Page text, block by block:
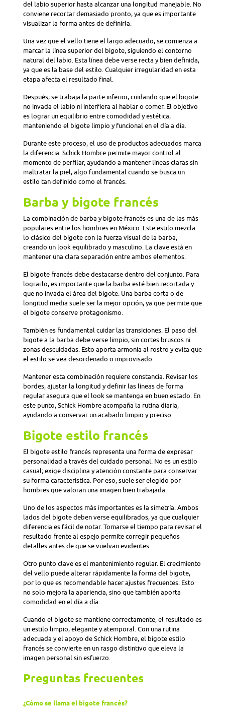
del labio superior hasta alcanzar una longitud manejable. No
conviene recortar demasiado pronto, ya que es importante
visualizar la forma antes de definirla.
Una vez que el vello tiene el largo adecuado, se comienza a
marcar la línea superior del bigote, siguiendo el contorno
natural del labio. Esta línea debe verse recta y bien definida,
ya que es la base del estilo. Cualquier irregularidad en esta
etapa afecta el resultado final.
Después, se trabaja la parte inferior, cuidando que el bigote
no invada el labio ni interfiera al hablar o comer. El objetivo
es lograr un equilibrio entre comodidad y estética,
manteniendo el bigote limpio y funcional en el día a día.
Durante este proceso, el uso de productos adecuados marca
la diferencia. Schick Hombre permite mayor control al
momento de perfilar, ayudando a mantener líneas claras sin
maltratar la piel, algo fundamental cuando se busca un
estilo tan definido como el francés.
Barba y bigote francés
La combinación de barba y bigote francés es una de las más
populares entre los hombres en México. Este estilo mezcla
lo clásico del bigote con la fuerza visual de la barba,
creando un look equilibrado y masculino. La clave está en
mantener una clara separación entre ambos elementos.
El bigote francés debe destacarse dentro del conjunto. Para
lograrlo, es importante que la barba esté bien recortada y
que no invada el área del bigote. Una barba corta o de
longitud media suele ser la mejor opción, ya que permite que
el bigote conserve protagonismo.
También es fundamental cuidar las transiciones. El paso del
bigote a la barba debe verse limpio, sin cortes bruscos ni
zonas descuidadas. Esto aporta armonía al rostro y evita que
el estilo se vea desordenado o improvisado.
Mantener esta combinación requiere constancia. Revisar los
bordes, ajustar la longitud y definir las líneas de forma
regular asegura que el look se mantenga en buen estado. En
este punto, Schick Hombre acompaña la rutina diaria,
ayudando a conservar un acabado limpio y preciso.
Bigote estilo francés
El bigote estilo francés representa una forma de expresar
personalidad a través del cuidado personal. No es un estilo
casual; exige disciplina y atención constante para conservar
su forma característica. Por eso, suele ser elegido por
hombres que valoran una imagen bien trabajada.
Uno de los aspectos más importantes es la simetría. Ambos
lados del bigote deben verse equilibrados, ya que cualquier
diferencia es fácil de notar. Tomarse el tiempo para revisar el
resultado frente al espejo permite corregir pequeños
detalles antes de que se vuelvan evidentes.
Otro punto clave es el mantenimiento regular. El crecimiento
del vello puede alterar rápidamente la forma del bigote,
por lo que es recomendable hacer ajustes frecuentes. Esto
no solo mejora la apariencia, sino que también aporta
comodidad en el día a día.
Cuando el bigote se mantiene correctamente, el resultado es
un estilo limpio, elegante y atemporal. Con una rutina
adecuada y el apoyo de Schick Hombre, el bigote estilo
francés se convierte en un rasgo distintivo que eleva la
imagen personal sin esfuerzo.
Preguntas frecuentes
¿Cómo se llama el bigote francés?